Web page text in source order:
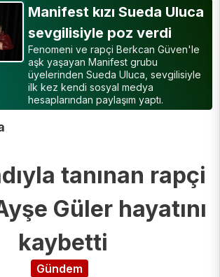
Manifest kızı Sueda Uluca
sevgilisiyle poz verdi
Fenomeni ve rapçi Berkcan Güven'le
aşk yaşayan Manifest grubu
üyelerinden Sueda Uluca, sevgilisiyle
ilk kez kendi sosyal medya
hesaplarından paylaşım yaptı.
tanınan rapçi
Güler hayatını
kaybetti
Gündem